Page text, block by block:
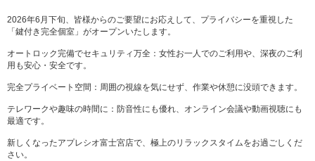
2026年6月下旬、皆様からのご要望にお応えして、プライバシーを重視した
「鍵付き完全個室」がオープンいたします。
オートロック完備でセキュリティ万全：女性お一人でのご利用や、深夜のご利
用も安心・安全です。
完全プライベート空間：周囲の視線を気にせず、作業や休憩に没頭できます。
テレワークや趣味の時間に：防音性にも優れ、オンライン会議や動画視聴にも
最適です。
新しくなったアプレシオ富士宮店で、極上のリラックスタイムをお過ごしくだ
さい。